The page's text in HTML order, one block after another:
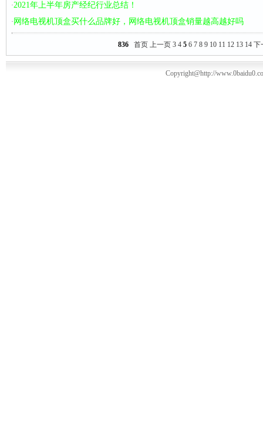
·2021年上半年房产经纪行业总结！
· 网络电视机顶盒买什么品牌好，网络电视机顶盒销量越高越好吗
836 首页 上一页 3 4 5 6 7 8 9 10 11 12 13 14 下
Copyright@http://